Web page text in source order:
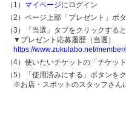
（1） マイページにログイン
（2）ページ上部「プレゼント」ボ
（3）「当選」タブをクリックする
▼プレゼント応募履歴（当選）
https://www.zukulabo.net/
（4）使いたいチケットの「チケッ
（5）「使用済みにする」ボタンを
※お店・スポットのスタッフさん